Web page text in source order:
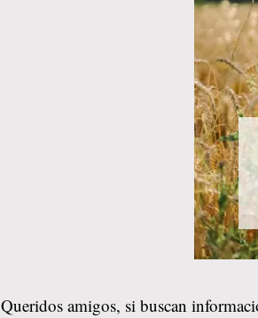
Queridos amigos, si buscan